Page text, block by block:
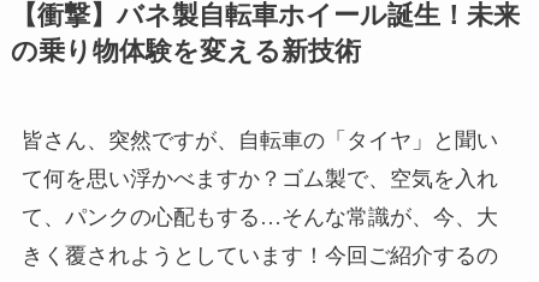
【衝撃】バネ製自転車ホイール誕生！未来
の乗り物体験を変える新技術
皆さん、突然ですが、自転車の「タイヤ」と聞い
て何を思い浮かべますか？ゴム製で、空気を入れ
て、パンクの心配もする…そんな常識が、今、大
きく覆されようとしています！今回ご紹介するの